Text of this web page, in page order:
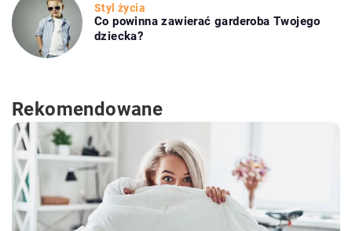
Styl życia
Co powinna zawierać garderoba Twojego
dziecka?
Rekomendowane